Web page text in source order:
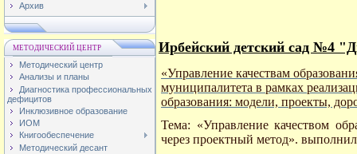
Архив
МЕТОДИЧЕСКИЙ ЦЕНТР
Методический центр
Анализы и планы
Диагностика профессиональных
дефицитов
Инклюзивное образование
ИОМ
Книгообеспечение
Методический десант
Ирбейский детский сад №4
«Управление качествам
муниципалитета в рамках
образования: модели, проекты,
Тема: «Управление качеством
через проектный метод».